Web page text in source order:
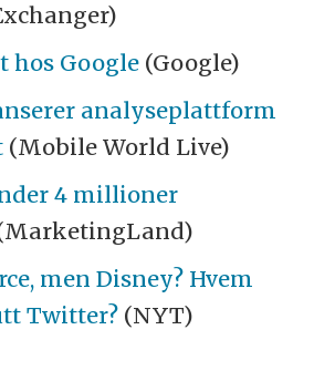
Google(Google)
analyseplattform
(Mobile World Live)
4 millioner
men Disney? Hvem
Twitter?(NYT)